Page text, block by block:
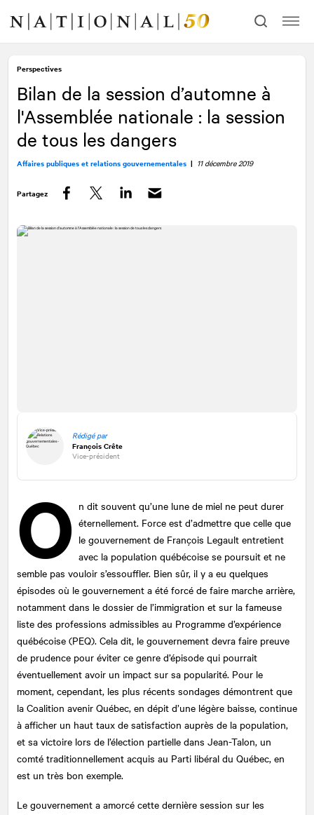
contenu
navigation
Perspectives
Bilan de la session d’automne à
l'Assemblée nationale : la session
de tous les dangers
Affaires publiques et relations gouvernementales | 11 décembre 2019
Partagez
Rédigé par
François Crête
Vice-président
O n dit souvent qu’une lune de miel ne peut durer
éternellement. Force est d’admettre que celle que
le gouvernement de François Legault entretient
avec la population québécoise se poursuit et ne
semble pas vouloir s’essouffler. Bien sûr, il y a eu quelques
épisodes où le gouvernement a été forcé de faire marche arrière,
notamment dans le dossier de l’immigration et sur la fameuse
liste des professions admissibles au Programme d’expérience
québécoise (PEQ). Cela dit, le gouvernement devra faire preuve
de prudence pour éviter ce genre d’épisode qui pourrait
éventuellement avoir un impact sur sa popularité. Pour le
moment, cependant, les plus récents sondages démontrent que
la Coalition avenir Québec, en dépit d’une légère baisse, continue
à afficher un haut taux de satisfaction auprès de la population,
et sa victoire lors de l’élection partielle dans Jean-Talon, un
comté traditionnellement acquis au Parti libéral du Québec, en
est un très bon exemple.
Le gouvernement a amorcé cette dernière session sur les